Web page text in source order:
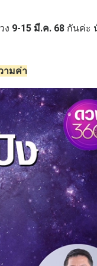
ง 9-15 มี.ค. 68 กันค่ะ
ามค่า